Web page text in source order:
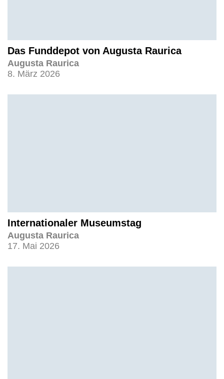
Das Funddepot von Augusta Raurica
Augusta Raurica
8. März 2026
Internationaler Museumstag
Augusta Raurica
17. Mai 2026